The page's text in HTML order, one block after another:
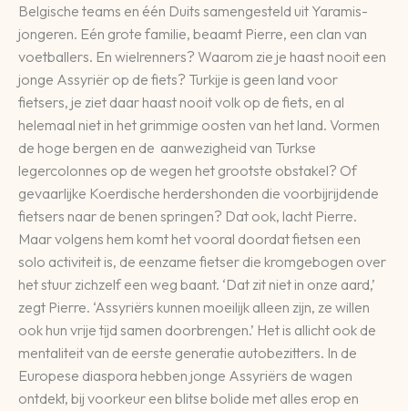
Belgische teams en één Duits samengesteld uit Yaramis-
jongeren. Eén grote familie, beaamt Pierre, een clan van
voetballers. En wielrenners? Waarom zie je haast nooit een
jonge Assyriër op de fiets? Turkije is geen land voor
fietsers, je ziet daar haast nooit volk op de fiets, en al
helemaal niet in het grimmige oosten van het land. Vormen
de hoge bergen en de aanwezigheid van Turkse
legercolonnes op de wegen het grootste obstakel? Of
gevaarlijke Koerdische herdershonden die voorbijrijdende
fietsers naar de benen springen? Dat ook, lacht Pierre.
Maar volgens hem komt het vooral doordat fietsen een
solo activiteit is, de eenzame fietser die kromgebogen over
het stuur zichzelf een weg baant. ‘Dat zit niet in onze aard,’
zegt Pierre. ‘Assyriërs kunnen moeilijk alleen zijn, ze willen
ook hun vrije tijd samen doorbrengen.’ Het is allicht ook de
mentaliteit van de eerste generatie autobezitters. In de
Europese diaspora hebben jonge Assyriërs de wagen
ontdekt, bij voorkeur een blitse bolide met alles erop en